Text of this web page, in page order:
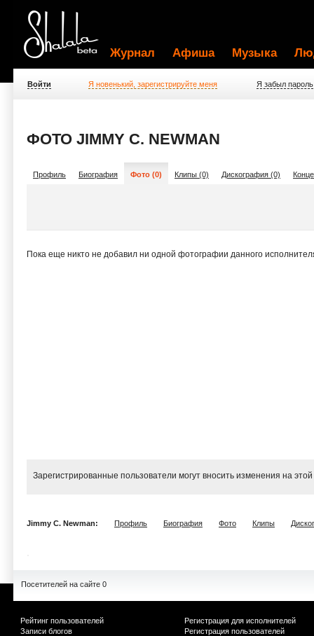
Журнал Афиша Музыка
Войти Я новенький, зарегистрируйте меня Я забыл пароль
ФОТО JIMMY C. NEWMAN
Профиль Биография Фото (0) Клипы (0) Дискография (0)
Пока еще никто не добавил ни одной фотографии данного
Зарегистрированные пользователи могут вносить изменения на
Jimmy C. Newman: Профиль Биография Фото Клипы
Посетителей на сайте 0
Рейтинг пользователей
Записи блогов
Регистрация для исполнителей
Регистрация пользователей